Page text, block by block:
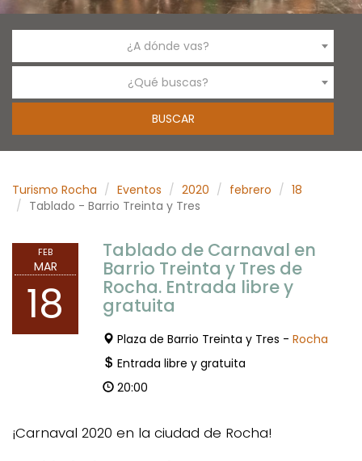
¿A dónde vas?
¿Qué buscas?
Turismo Rocha Eventos 2020 febrero
18
Tablado - Barrio Treinta y Tres
FEB
MAR
18
Tablado de Carnaval en
Barrio Treinta y Tres de
Rocha. Entrada libre y
gratuita
Plaza de Barrio Treinta y Tres - Rocha
Entrada libre y gratuita
20:00
¡Carnaval 2020 en la ciudad de Rocha!